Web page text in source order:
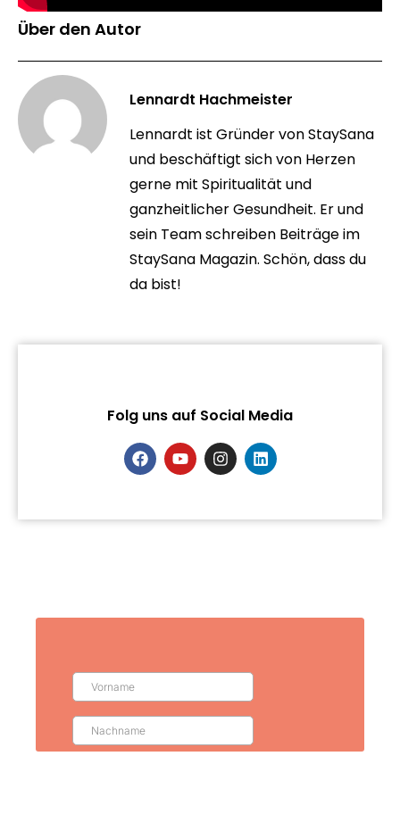
Folg uns auf Social Media
Über den Autor
Lennardt Hachmeister
Lennardt ist Gründer von StaySana
und beschäftigt sich von Herzen
gerne mit Spiritualität und
ganzheitlicher Gesundheit. Er und
sein Team schreiben Beiträge im
StaySana Magazin. Schön, dass du
da bist!